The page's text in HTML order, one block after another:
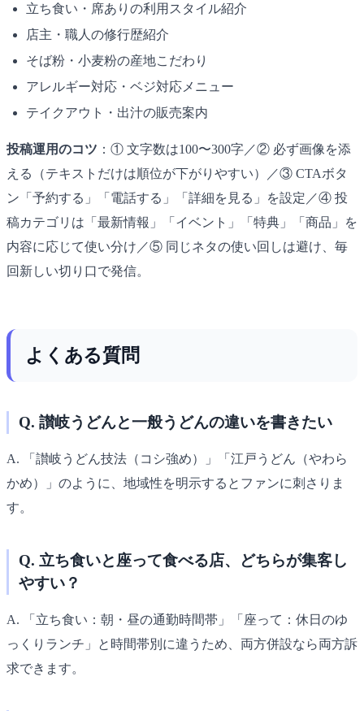
立ち食い・席ありの利用スタイル紹介
店主・職人の修行歴紹介
そば粉・小麦粉の産地こだわり
アレルギー対応・ベジ対応メニュー
テイクアウト・出汁の販売案内
投稿運用のコツ ：① 文字数は100〜300字／② 必ず画像を添
える（テキストだけは順位が下がりやすい）／③ CTAボタ
ン「予約する」「電話する」「詳細を見る」を設定／④ 投
稿カテゴリは「最新情報」「イベント」「特典」「商品」を
内容に応じて使い分け／⑤ 同じネタの使い回しは避け、毎
回新しい切り口で発信。
よくある質問
Q. 讃岐うどんと一般うどんの違いを書きたい
A. 「讃岐うどん技法（コシ強め）」「江戸うどん（やわら
かめ）」のように、地域性を明示するとファンに刺さりま
す。
Q. 立ち食いと座って食べる店、どちらが集客し
やすい？
A. 「立ち食い：朝・昼の通勤時間帯」「座って：休日のゆ
っくりランチ」と時間帯別に違うため、両方併設なら両方訴
求できます。